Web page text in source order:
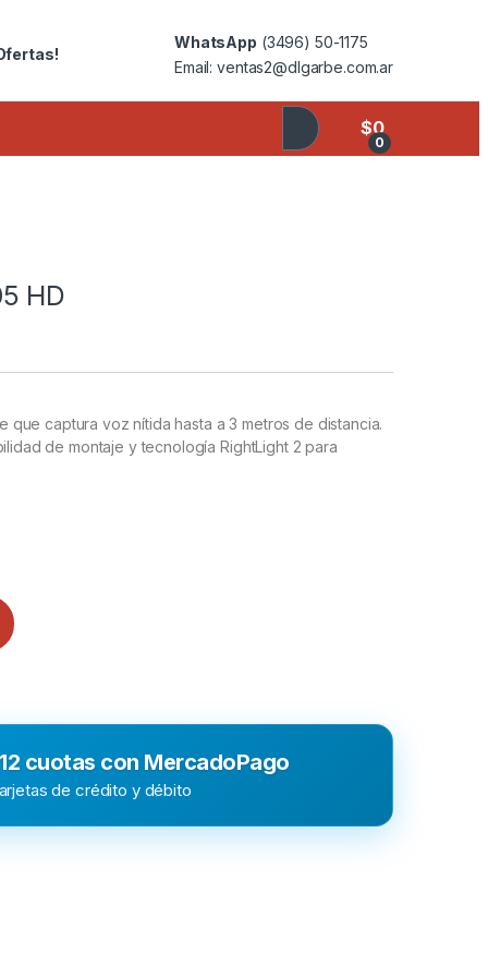
WhatsApp (3496) 50-1175
Email: ventas2@dlgarbe.com.ar
0
$0
HD
captura voz nítida hasta a 3 metros de distancia.
de montaje y tecnología RightLight 2 para
cuotas con MercadoPago
de crédito y débito